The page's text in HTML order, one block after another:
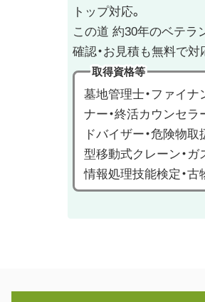
トップ対応。
この道 約30年のベテラ
確認・お見積も無料で対
取得資格等
墓地管理士・ファイ
ナー・終活カウンセラ
ドバイザー・危険物取
型移動式クレーン・ガ
情報処理技能検定・古